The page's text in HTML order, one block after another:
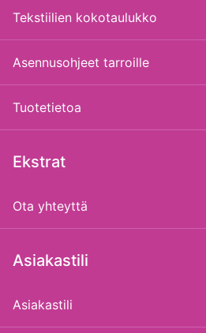
Tekstiilien kokotaulukko
Asennusohjeet tarroille
Tuotetietoa
Ekstrat
Ota yhteyttä
Asiakastili
Asiakastili